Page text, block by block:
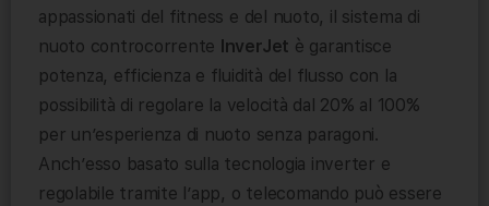
appassionati del fitness e del nuoto, il sistema di
nuoto controcorrente InverJet è garantisce
potenza, efficienza e fluidità del flusso con la
possibilità di regolare la velocità dal 20% al 100%
per un’esperienza di nuoto senza paragoni.
Anch’esso basato sulla tecnologia inverter e
regolabile tramite l’app, o telecomando può essere